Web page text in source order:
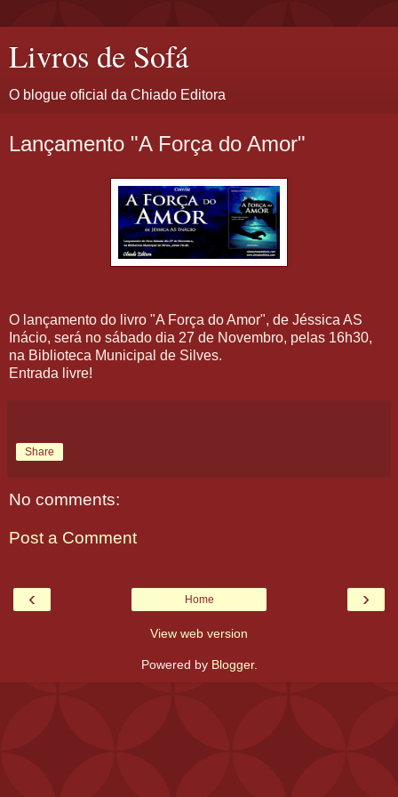
Livros de Sofá
O blogue oficial da Chiado Editora
Lançamento "A Força do Amor"
O lançamento do livro "A Força do Amor", de Jéssica AS
Inácio, será no sábado dia 27 de Novembro, pelas 16h30,
na Biblioteca Municipal de Silves.
Entrada livre!
Share
No comments:
Post a Comment
‹ ›
Home
View web version
Powered by Blogger.